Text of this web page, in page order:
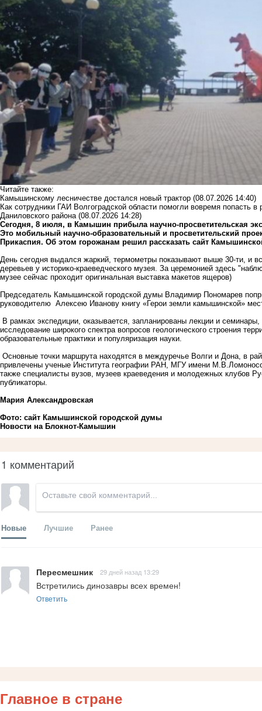
Читайте также:
Камышинскому лесничестве достался новый трактор (08.07.2026 14:40)
Как сотрудники ГАИ Волгоградской области помогли вовремя попасть
Даниловского района (08.07.2026 14:28)
Сегодня, 8 июля, в Камышин прибыла научно-просветительская
Это мобильный научно-образовательный и просветительский
Прикаспия. Об этом горожанам решил рассказать сайт
День сегодня выдался жаркий, термометры показывают выше 30-ти, и
деревьев у историко-краеведческого музея. За церемонией здесь
музее сейчас проходит оригинальная выставка макетов ящеров)
Председатель Камышинской городской думы Владимир Пономарев
руководителю Алексею Иванову книгу «Герои земли камышинской»
В рамках экспедиции, оказывается, запланированы лекции и
исследование широкого спектра вопросов геологического строения
образовательные практики и популяризация науки.
Основные точки маршрута находятся в междуречье Волги и Дона, в
привлечены ученые Института географии РАН, МГУ имени
также специалисты вузов, музеев краеведения и молодежных клубов
публикаторы.
Мария Александровская
Фото: сайт Камышинской городской думы
Новости на Блoкнoт-Камышин
1 комментарий
Новые Лучшие Ранее
Пересмешник 29 дней назад 13:29
Встретились динозавры всех времен!
Ответить
Главное в стране